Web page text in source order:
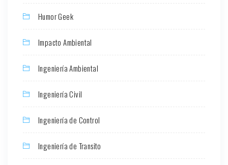
Humor Geek
Impacto Ambiental
Ingeniería Ambiental
Ingeniería Civil
Ingeniería de Control
Ingeniería de Transito